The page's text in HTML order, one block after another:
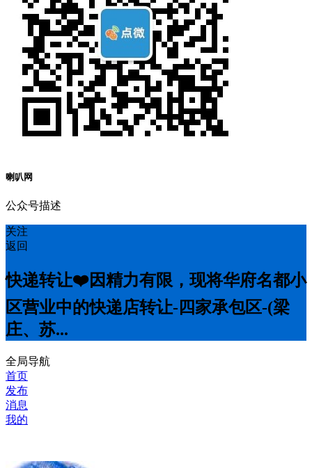
喇叭网
公众号描述
关注
返回
快递转让❤️因精力有限，现将华府名都小
区营业中的快递店转让-四家承包区-(梁
庄、苏...
全局导航
首页
发布
消息
我的